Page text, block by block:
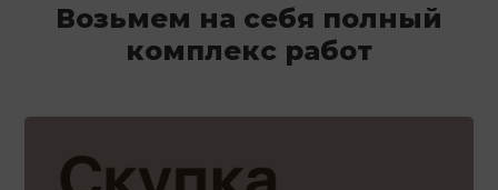
Возьмем на себя полный
комплекс работ